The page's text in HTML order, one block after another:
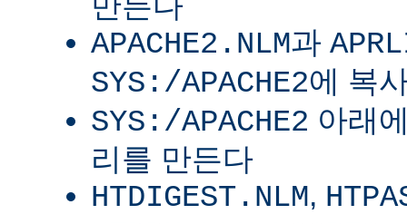
APACHE2.NLM과
SYS:/APACHE2에 복
SYS:/APACHE2 아래
리를 만든다
HTDIGEST.NLM,